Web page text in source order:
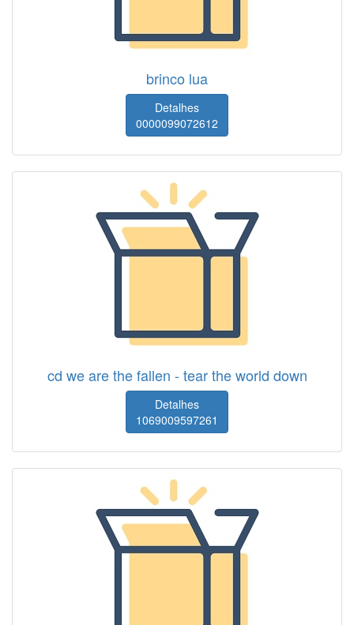
brinco lua
Detalhes
0000099072612
cd we are the fallen - tear the world down
Detalhes
1069009597261